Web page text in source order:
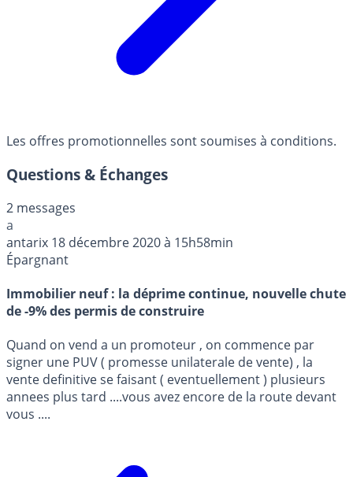
Les offres promotionnelles sont soumises à conditions.
Questions & Échanges
2 messages
a
antarix 18 décembre 2020 à 15h58min
Épargnant
Immobilier neuf : la déprime continue, nouvelle chute
de -9% des permis de construire
Quand on vend a un promoteur , on commence par
signer une PUV ( promesse unilaterale de vente) , la
vente definitive se faisant ( eventuellement ) plusieurs
annees plus tard ....vous avez encore de la route devant
vous ....